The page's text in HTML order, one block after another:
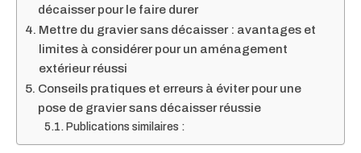
décaisser pour le faire durer
Mettre du gravier sans décaisser : avantages et
limites à considérer pour un aménagement
extérieur réussi
Conseils pratiques et erreurs à éviter pour une
pose de gravier sans décaisser réussie
Publications similaires :